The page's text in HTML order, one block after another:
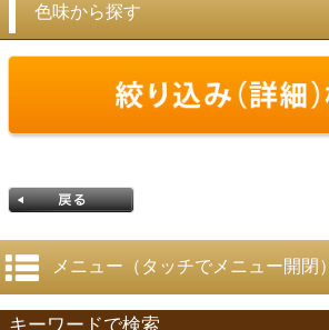
色味から探す
メニュー（タッチでメニュー開閉）
キーワードで検索